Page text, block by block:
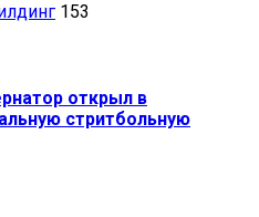
153
открыл в
стритбольную